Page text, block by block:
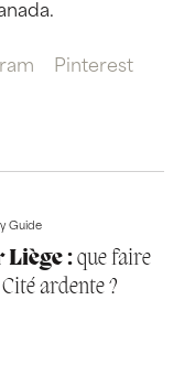
Pinterest
Guide
Liège :que faire
ardente ?